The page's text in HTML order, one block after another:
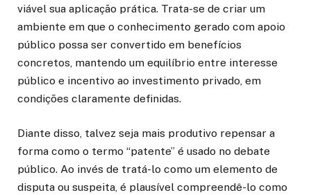
viável sua aplicação prática. Trata-se de criar um
ambiente em que o conhecimento gerado com apoio
público possa ser convertido em benefícios
concretos, mantendo um equilíbrio entre interesse
público e incentivo ao investimento privado, em
condições claramente definidas.
Diante disso, talvez seja mais produtivo repensar a
forma como o termo “patente” é usado no debate
público. Ao invés de tratá-lo como um elemento de
disputa ou suspeita, é plausível compreendê-lo como